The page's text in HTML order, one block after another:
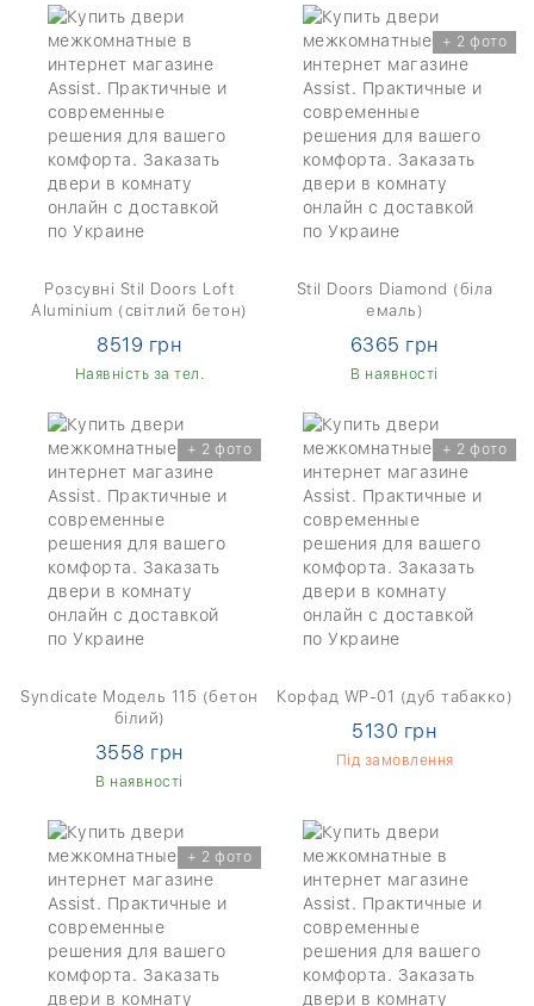
Розсувні Stil Doors Loft
Aluminium (світлий бетон)
8519 грн
Наявність за тел.
+ 2 фото
Stil Doors Diamond (біла
емаль)
6365 грн
В наявності
+ 2 фото
Syndicate Модель 115 (бетон
білий)
3558 грн
В наявності
+ 2 фото
Корфад WP-01 (дуб табакко)
5130 грн
Під замовлення
+ 2 фото